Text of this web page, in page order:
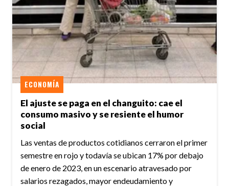
El ajuste se paga en el changuito: cae el
consumo masivo y se resiente el humor
social
ECONOMÍA
Las ventas de productos cotidianos cerraron el primer
semestre en rojo y todavía se ubican 17% por debajo
de enero de 2023, en un escenario atravesado por
salarios rezagados, mayor endeudamiento y